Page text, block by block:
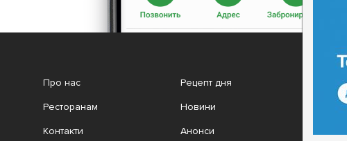
Про нас
Ресторанам
Контакти
Рецепт дня
Новини
Анонси